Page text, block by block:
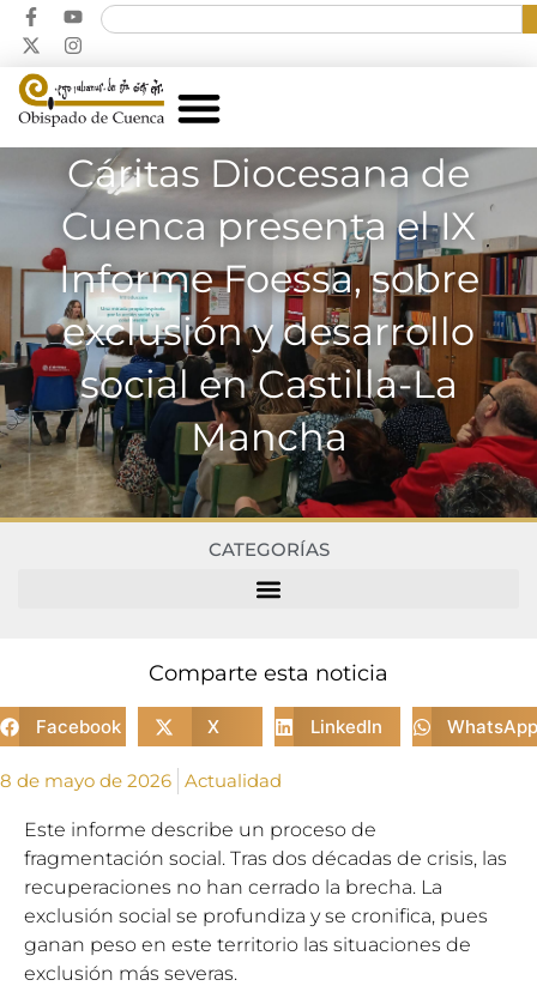
Cáritas Diocesana de
Cuenca presenta el IX
Informe Foessa, sobre
exclusión y desarrollo
social en Castilla-La
Mancha
CATEGORÍAS
Comparte esta noticia
Facebook X LinkedIn WhatsApp
8 de mayo de 2026 Actualidad
Este informe describe un proceso de
fragmentación social. Tras dos décadas de crisis, las
recuperaciones no han cerrado la brecha. La
exclusión social se profundiza y se cronifica, pues
ganan peso en este territorio las situaciones de
exclusión más severas.